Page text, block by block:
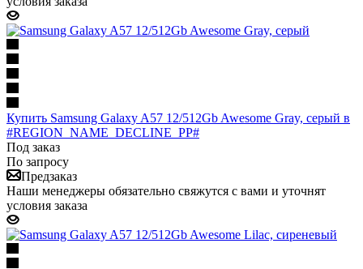
Купить Samsung Galaxy A57 12/512Gb Awesome Gray, серый в
#REGION_NAME_DECLINE_PP#
Под заказ
По запросу
Предзаказ
Наши менеджеры обязательно свяжутся с вами и уточнят
условия заказа